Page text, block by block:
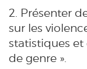
2. Présenter
sur les
statistiques et
de genre ».